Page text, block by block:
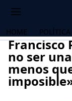
HOME POLÍTICA
Francisco
no ser
menos